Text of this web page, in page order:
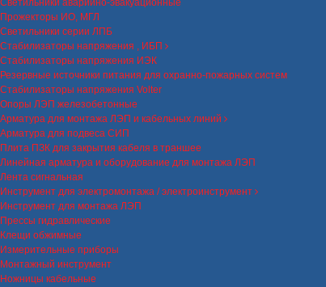
Светильники аварийно-эвакуационные
Прожекторы ИО, МГЛ
Светильники серии ЛПБ
Стабилизаторы напряжения , ИБП
Стабилизаторы напряжения ИЭК
Резервные источники питания для охранно-пожарных систем
Стабилизаторы напряжения Volter
Опоры ЛЭП железобетонные
Арматура для монтажа ЛЭП и кабельных линий
Арматура для подвеса СИП
Плита ПЗК для закрытия кабеля в траншее
Линейная арматура и оборудование для монтажа ЛЭП
Лента сигнальная
Инструмент для электромонтажа / электроинструмент
Инструмент для монтажа ЛЭП
Прессы гидравлические
Клещи обжимные
Измерительные приборы
Монтажный инструмент
Ножницы кабельные